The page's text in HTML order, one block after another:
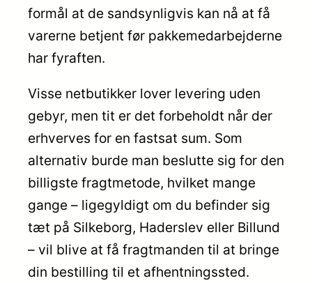
formål at de sandsynligvis kan nå at få
varerne betjent før pakkemedarbejderne
har fyraften.
Visse netbutikker lover levering uden
gebyr, men tit er det forbeholdt når der
erhverves for en fastsat sum. Som
alternativ burde man beslutte sig for den
billigste fragtmetode, hvilket mange
gange – ligegyldigt om du befinder sig
tæt på Silkeborg, Haderslev eller Billund
– vil blive at få fragtmanden til at bringe
din bestilling til et afhentningssted.